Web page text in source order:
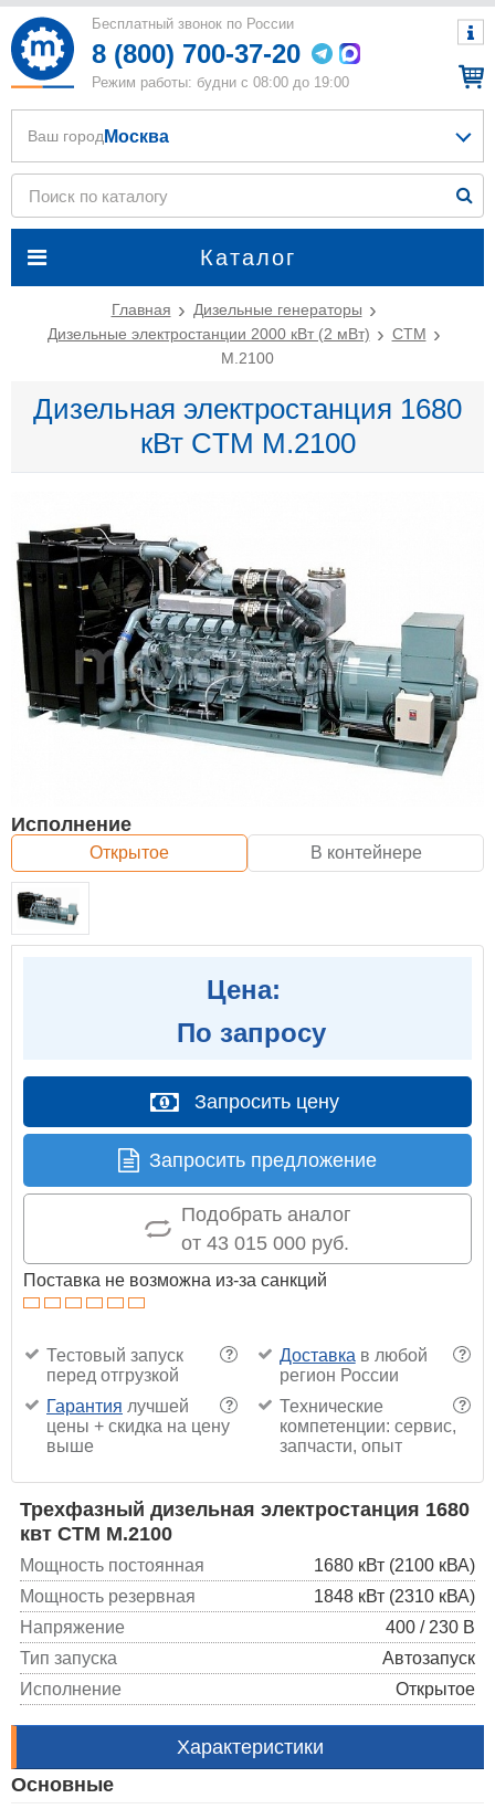
Бесплатный звонок по России
8 (800) 700-37-20
Режим работы: будни с 08:00 до 19:00
Каталог
Ваш город Москва
Главная
Дизельные генераторы
Дизельные электростанции 2000 кВт (2 мВт)
CTM
M.2100
Дизельная электростанция 1680
кВт CTM M.2100
Исполнение
Открытое В контейнере
Цена:
По запросу
Запросить цену
Запросить предложение
Подобрать аналог
от 43 015 000 руб.
Поставка не возможна из-за санкций
?
Тестовый запуск
перед отгрузкой
?
Доставка в любой
регион России
?
Гарантия лучшей
цены + скидка на цену
выше
?
Технические
компетенции: сервис,
запчасти, опыт
Трехфазный дизельная электростанция 1680
квт CTM M.2100
Мощность постоянная
1680 кВт (2100 кВА)
Мощность резервная
1848 кВт (2310 кВА)
Напряжение
400 / 230 В
Тип запуска
Автозапуск
Исполнение
Открытое
Характеристики
Основные